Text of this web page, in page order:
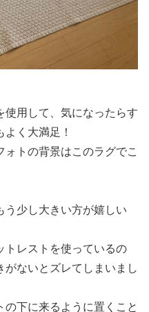
使用して、気になったらす
く大満足！
ォトの背景はこのラグでこ
う少し大きい方が嬉しい
トレストを使っているの
がないとズレてしまいまし
下に来るように置くこと